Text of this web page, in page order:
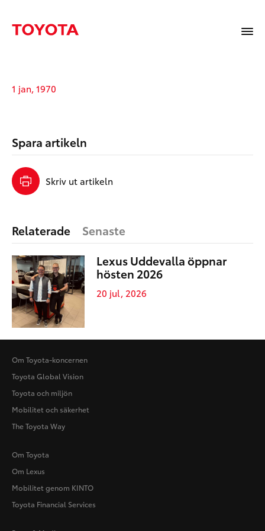
1 jan, 1970
Spara artikeln
Skriv ut artikeln
Relaterade
Senaste
Lexus Uddevalla öppnar
hösten 2026
20 jul, 2026
Om Toyota-koncernen
Toyota Global Vision
Toyota och miljön
Mobilitet och säkerhet
The Toyota Way
Om Toyota
Om Lexus
Mobilitet genom KINTO
Toyota Financial Services